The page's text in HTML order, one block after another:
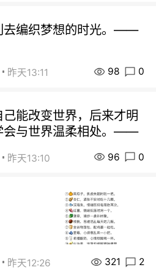
去编织梦想的时光。——
昨天13:11 98 0
能改变世界，后来才明
会与世界温柔相处。——
昨天13:10 96 0
昨天12:26 321 2